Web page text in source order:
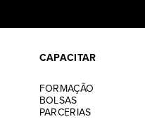
CAPACITAR
FORMAÇÃO
BOLSAS
PARCERIAS